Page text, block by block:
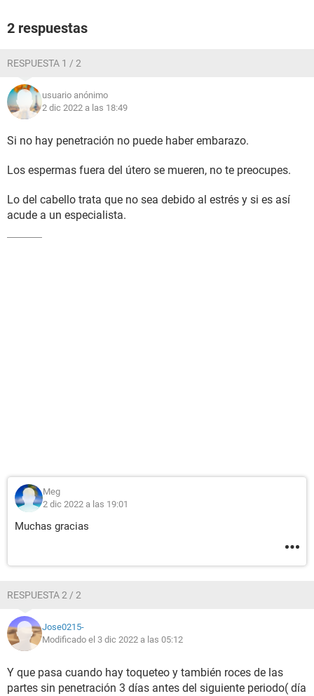
2 respuestas
RESPUESTA 1 / 2
usuario anónimo
2 dic 2022 a las 18:49
Si no hay penetración no puede haber embarazo.
Los espermas fuera del útero se mueren, no te preocupes.
Lo del cabello trata que no sea debido al estrés y si es así
acude a un especialista.
Meg
2 dic 2022 a las 19:01
Muchas gracias
RESPUESTA 2 / 2
Jose0215-
Modificado el 3 dic 2022 a las 05:12
Y que pasa cuando hay toqueteo y también roces de las
partes sin penetración 3 días antes del siguiente periodo( día